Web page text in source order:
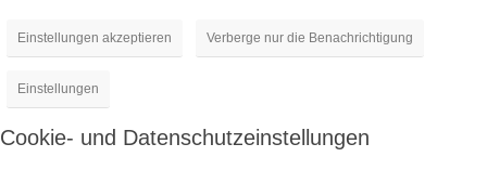
Einstellungen akzeptieren Verberge nur die Benachrichtigung
Einstellungen
Cookie- und Datenschutzeinstellungen